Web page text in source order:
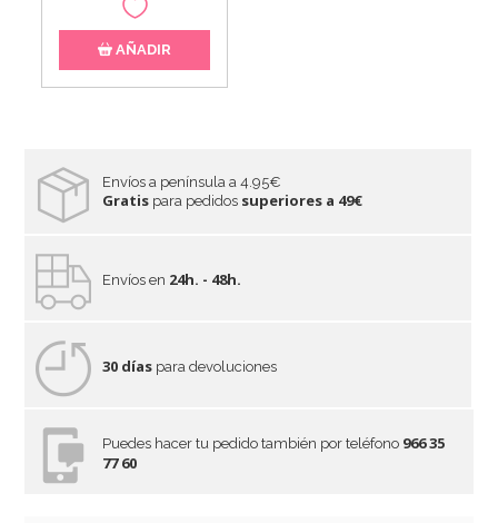
AÑADIR
Envíos a península a 4.95€
Gratis para pedidos superiores a 49€
Envíos en 24h. - 48h.
30 días para devoluciones
Puedes hacer tu pedido también por teléfono 966 35
77 60